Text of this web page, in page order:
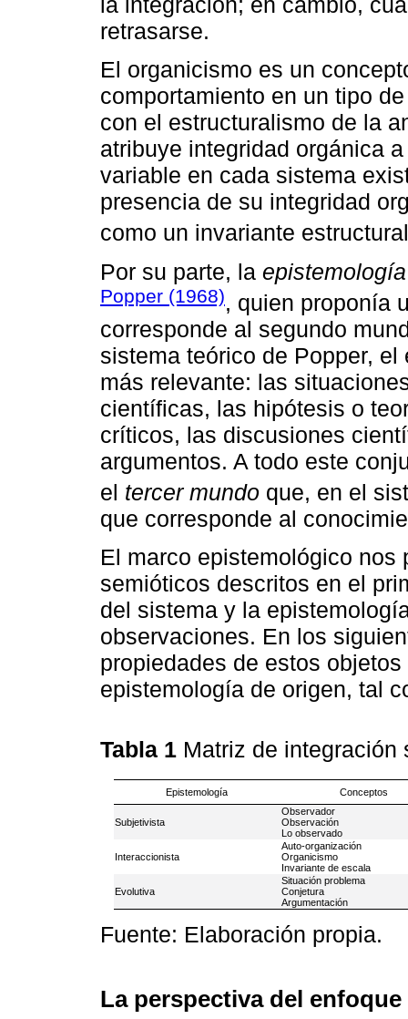
retrasarse.
El organicismo es un
comportamiento en un tipo
con el estructuralismo de la
atribuye integridad orgánica
variable en cada sistema
presencia de su integridad
como un invariante
Por su parte, la
Popper (1968), quien proponía
corresponde al segundo
sistema teórico de Popper,
más relevante: las
científicas, las hipótesis o
críticos, las discusiones
argumentos. A todo este
el tercer mundo que, en el
que corresponde al
El marco epistemológico
semióticos descritos en el
del sistema y la
observaciones. En los
propiedades de estos
epistemología de origen, tal
Tabla 1 Matriz de
Epistemología Conceptos
Subjetivista
Observador
Observación
Lo observado
Interaccionista
Auto-organización
Organicismo
Invariante de escala
Evolutiva
Situación problema
Conjetura
Argumentación
Fuente: Elaboración propia.
La perspectiva del